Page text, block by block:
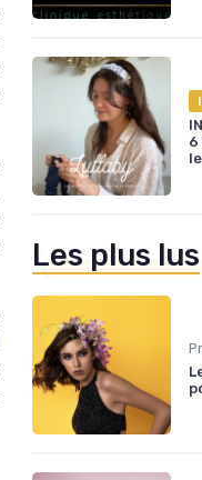
6
Les plus lus